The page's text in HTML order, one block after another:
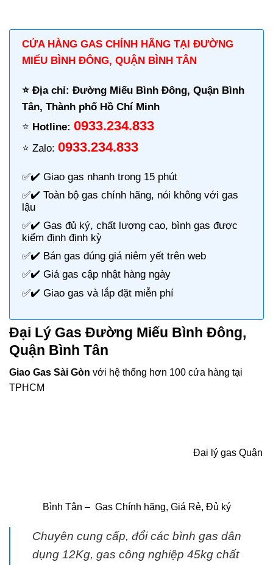
CỬA HÀNG GAS CHÍNH HÃNG TẠI ĐƯỜNG
MIẾU BÌNH ĐÔNG, QUẬN BÌNH TÂN
⭐️ Địa chỉ: Đường Miếu Bình Đông, Quận Bình
Tân, Thành phố Hồ Chí Minh
⭐️ Hotline: 0933.234.833
⭐️ Zalo: 0933.234.833
✅✔️ Giao gas nhanh trong 15 phút
✅✔️ Toàn bộ gas chính hãng, nói không với gas
lậu
✅✔️ Gas đủ ký, chất lượng cao, bình gas được
kiểm định định kỳ
✅✔️ Bán gas đúng giá niêm yết trên web
✅✔️ Giá gas cập nhật hàng ngày
✅✔️ Giao gas và lắp đặt miễn phí
Đại Lý Gas Đường Miếu Bình Đông,
Quận Bình Tân
Giao Gas Sài Gòn với hệ thống hơn 100 cửa hàng tại
TPHCM
Đại lý gas Quận
Bình Tân – Gas Chính hãng, Giá Rẻ, Đủ ký
Chuyên cung cấp, đổi các bình gas dân
dụng 12Kg, gas công nghiệp 45kg chất